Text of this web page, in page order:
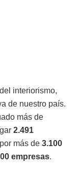
interiorismo,
de nuestro país.
más de
2.491
más de 3.100
empresas.